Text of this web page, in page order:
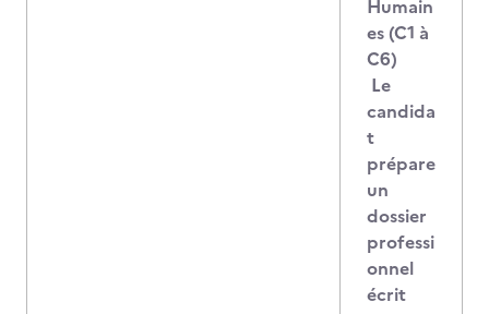
Humain
es (C1 à
C6)
Le
candida
t
prépare
un
dossier
professi
onnel
écrit